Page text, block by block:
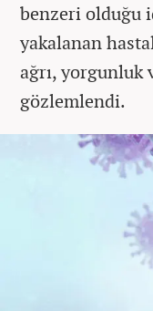
benzeri olduğu
yakalanan
ağrı, yorgunluk
gözlemlendi.